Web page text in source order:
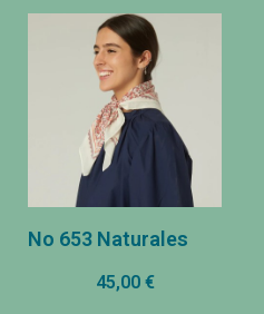
No 653 Naturales
45,00 €